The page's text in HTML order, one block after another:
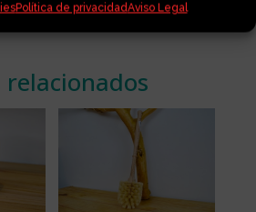
Política de privacidadAviso Legal